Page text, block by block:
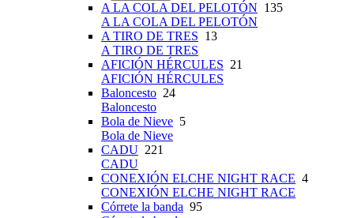
A LA COLA DEL PELOTÓN 135
A LA COLA DEL PELOTÓN
A TIRO DE TRES 13
A TIRO DE TRES
AFICIÓN HÉRCULES 21
AFICIÓN HÉRCULES
Baloncesto 24
Baloncesto
Bola de Nieve 5
Bola de Nieve
CADU 221
CADU
CONEXIÓN ELCHE NIGHT RACE 4
CONEXIÓN ELCHE NIGHT RACE
Córrete la banda 95